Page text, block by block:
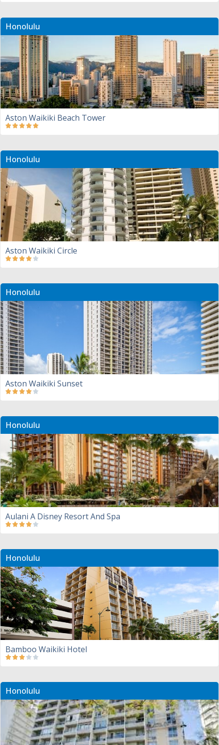
Honolulu
Aston Waikiki Beach Tower
Honolulu
Aston Waikiki Circle
Honolulu
Aston Waikiki Sunset
Honolulu
Aulani A Disney Resort And Spa
Honolulu
Bamboo Waikiki Hotel
Honolulu